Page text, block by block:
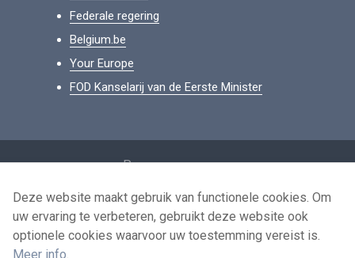
Federale regering
Belgium.be
Your Europe
FOD Kanselarij van de Eerste Minister
Persoonsgegevens
Voorwaarden voor het hergebruik
Contacteer ons
Deze website maakt gebruik van functionele cookies. Om
uw ervaring te verbeteren, gebruikt deze website ook
optionele cookies waarvoor uw toestemming vereist is.
Meer info